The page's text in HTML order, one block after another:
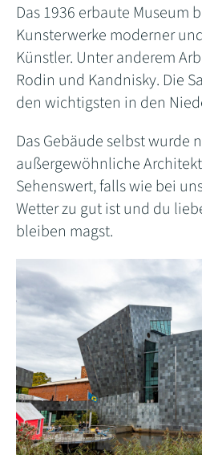
Das 1936 erbaute Museum
Kunsterwerke moderner
Künstler. Unter anderem
Rodin und Kandnisky. Die
den wichtigsten in den
Das Gebäude selbst wurde
außergewöhnliche
Sehenswert, falls wie bei
Wetter zu gut ist und du
bleiben magst.